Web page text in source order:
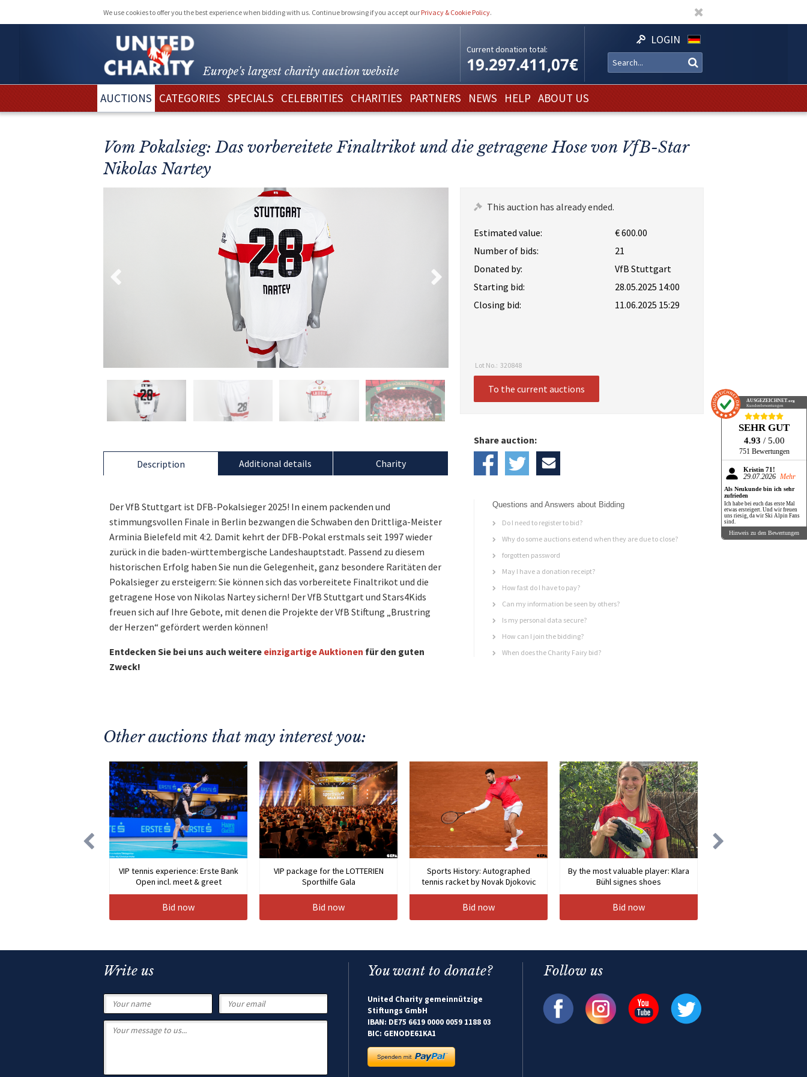
We use cookies to offer you the best experience when bidding with us. Continue browsing if you accept our Privacy & Cookie Policy.
Europe's largest charity auction website
Current donation total:
19.297.411,07€
LOGIN
AUCTIONS CATEGORIES SPECIALS CELEBRITIES CHARITIES PARTNERS NEWS HELP ABOUT US
Vom Pokalsieg: Das vorbereitete Finaltrikot und die getragene Hose von VfB-Star
Nikolas Nartey
This auction has already ended.
Estimated value:
€ 600.00
Number of bids:
21
Donated by:
VfB Stuttgart
Starting bid:
28.05.2025 14:00
Closing bid:
11.06.2025 15:29
Lot No.: 320848
To the current auctions
Description
Der VfB Stuttgart ist DFB-Pokalsieger 2025! In einem packenden und
stimmungsvollen Finale in Berlin bezwangen die Schwaben den Drittliga-Meister
Arminia Bielefeld mit 4:2. Damit kehrt der DFB-Pokal erstmals seit 1997 wieder
zurück in die baden-württembergische Landeshauptstadt. Passend zu diesem
historischen Erfolg haben Sie nun die Gelegenheit, ganz besondere Raritäten der
Pokalsieger zu ersteigern: Sie können sich das vorbereitete Finaltrikot und die
getragene Hose von Nikolas Nartey sichern! Der VfB Stuttgart und Stars4Kids
freuen sich auf Ihre Gebote, mit denen die Projekte der VfB Stiftung „Brustring
der Herzen“ gefördert werden können!
Entdecken Sie bei uns auch weitere einzigartige Auktionen für den guten
Zweck!
Additional details Charity
Share auction:
Questions and Answers about Bidding
Do I need to register to bid?
Why do some auctions extend when they are due to close?
forgotten password
May I have a donation receipt?
How fast do I have to pay?
Can my information be seen by others?
Is my personal data secure?
How can I join the bidding?
When does the Charity Fairy bid?
Other auctions that may interest you:
VIP tennis experience: Erste Bank
Open incl. meet & greet
Bid now
VIP package for the LOTTERIEN
Sporthilfe Gala
Bid now
Sports History: Autographed
tennis racket by Novak Djokovic
Bid now
By the most valuable player: Klara
Bühl signes shoes
Bid now
Write us You want to donate?
United Charity gemeinnützige
Stiftungs GmbH
IBAN: DE75 6619 0000 0059 1188 03
BIC: GENODE61KA1
Follow us
AUSGEZEICHNET .org
Kundenbewertungen
SEHR GUT
4.93 / 5.00
751 Bewertungen
Kristin 71!
29.07.2026 Mehr
Als Neukunde bin ich sehr
zufrieden
Ich habe bei euch das erste Mal
etwas ersteigert. Und wir freuen
uns riesig, da wir Ski Alpin Fans
sind.
Hinweis zu den Bewertungen